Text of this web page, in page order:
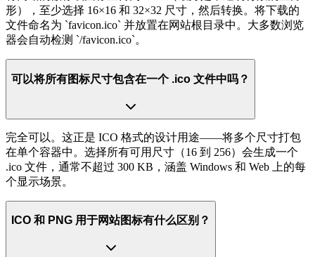
形），至少选择 16×16 和 32×32 尺寸，然后转换。将下载的
文件命名为 `favicon.ico` 并放置在网站根目录中。大多数浏览
器会自动检测 `/favicon.ico`。
可以将所有图标尺寸包含在一个 .ico 文件中吗？
完全可以。这正是 ICO 格式的设计用途——将多个尺寸打包
在单个容器中。选择所有可用尺寸（16 到 256）会生成一个
.ico 文件，通常不超过 300 KB，涵盖 Windows 和 Web 上的每
个显示场景。
ICO 和 PNG 用于网站图标有什么区别？